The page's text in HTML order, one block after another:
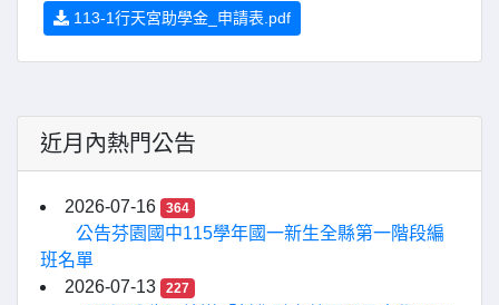
113-1行天宮助學金_申請表.pdf
近月內熱門公告
2026-07-16 364
公告芬園國中115學年國一新生全縣第一階段編
班名單
2026-07-13
227